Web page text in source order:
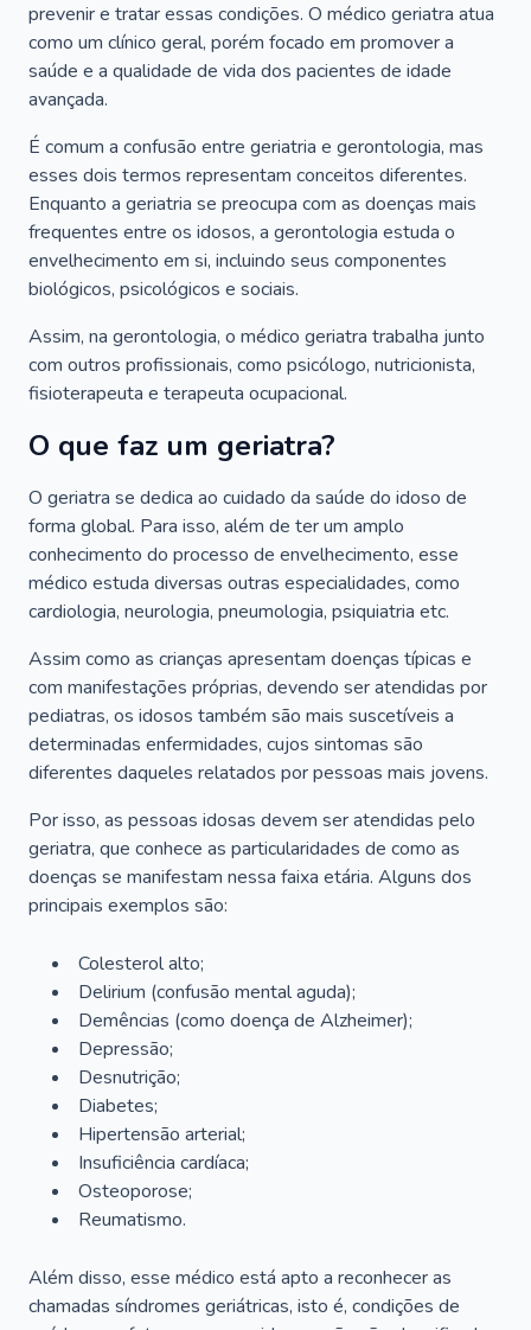
prevenir e tratar essas condições. O médico geriatra atua
como um clínico geral, porém focado em promover a
saúde e a qualidade de vida dos pacientes de idade
avançada.
É comum a confusão entre geriatria e gerontologia, mas
esses dois termos representam conceitos diferentes.
Enquanto a geriatria se preocupa com as doenças mais
frequentes entre os idosos, a gerontologia estuda o
envelhecimento em si, incluindo seus componentes
biológicos, psicológicos e sociais.
Assim, na gerontologia, o médico geriatra trabalha junto
com outros profissionais, como psicólogo, nutricionista,
fisioterapeuta e terapeuta ocupacional.
O que faz um geriatra?
O geriatra se dedica ao cuidado da saúde do idoso de
forma global. Para isso, além de ter um amplo
conhecimento do processo de envelhecimento, esse
médico estuda diversas outras especialidades, como
cardiologia, neurologia, pneumologia, psiquiatria etc.
Assim como as crianças apresentam doenças típicas e
com manifestações próprias, devendo ser atendidas por
pediatras, os idosos também são mais suscetíveis a
determinadas enfermidades, cujos sintomas são
diferentes daqueles relatados por pessoas mais jovens.
Por isso, as pessoas idosas devem ser atendidas pelo
geriatra, que conhece as particularidades de como as
doenças se manifestam nessa faixa etária. Alguns dos
principais exemplos são:
Colesterol alto;
Delirium (confusão mental aguda);
Demências (como doença de Alzheimer);
Depressão;
Desnutrição;
Diabetes;
Hipertensão arterial;
Insuficiência cardíaca;
Osteoporose;
Reumatismo.
Além disso, esse médico está apto a reconhecer as
chamadas síndromes geriátricas, isto é, condições de